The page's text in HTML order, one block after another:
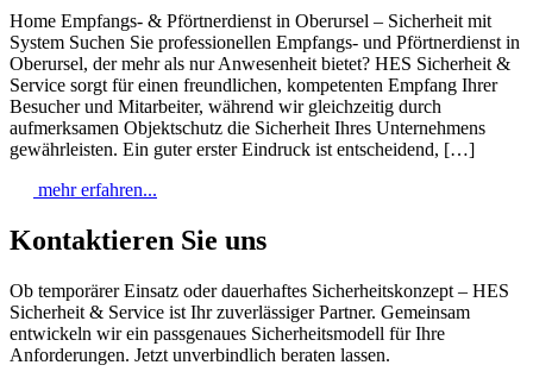
Home Empfangs- & Pförtnerdienst in Oberursel – Sicherheit mit
System Suchen Sie professionellen Empfangs- und Pförtnerdienst in
Oberursel, der mehr als nur Anwesenheit bietet? HES Sicherheit &
Service sorgt für einen freundlichen, kompetenten Empfang Ihrer
Besucher und Mitarbeiter, während wir gleichzeitig durch
aufmerksamen Objektschutz die Sicherheit Ihres Unternehmens
gewährleisten. Ein guter erster Eindruck ist entscheidend, […]
mehr erfahren...
Kontaktieren Sie uns
Ob temporärer Einsatz oder dauerhaftes Sicherheitskonzept – HES
Sicherheit & Service ist Ihr zuverlässiger Partner. Gemeinsam
entwickeln wir ein passgenaues Sicherheitsmodell für Ihre
Anforderungen. Jetzt unverbindlich beraten lassen.